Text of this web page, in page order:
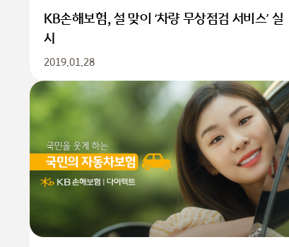
KB손해보험, 설 맞이 ‘차량 무상점검 서비스’ 실
시
2019.01.28